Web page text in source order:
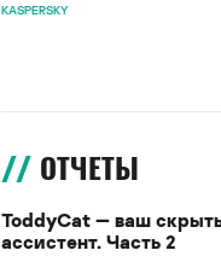
KASPERSKY
ОТЧЕТЫ
ToddyCat — ваш
ассистент. Часть 2